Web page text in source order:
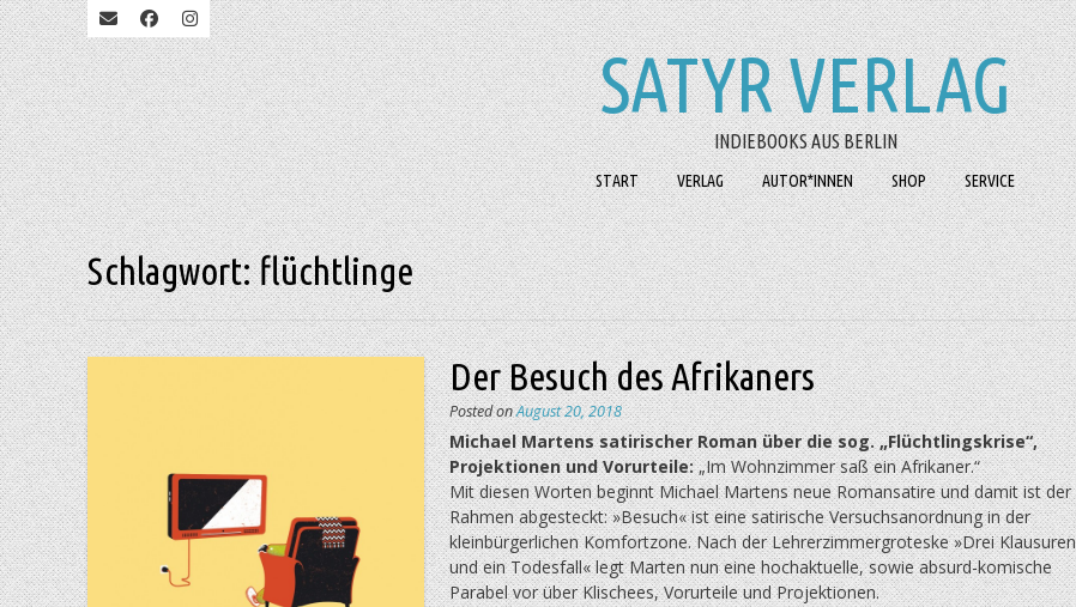
SATYR VERLAG
INDIEBOOKS AUS BERLIN
START VERLAG AUTOR*INNEN SHOP SERVICE
Schlagwort:flüchtlinge
Der Besuch des Afrikaners
Posted onAugust 20, 2018
Michael Martens satirischer Roman über die sog. „Flüchtlingskrise“,
Projektionen und Vorurteile:„Im Wohnzimmer saß ein Afrikaner.“
Mit diesen Worten beginnt Michael Martens neue Romansatire und damit ist der
Rahmen abgesteckt: »Besuch« ist eine satirische Versuchsanordnung in der
kleinbürgerlichen Komfortzone. Nach der Lehrerzimmergroteske »Drei Klausuren
und ein Todesfall« legt Marten nun eine hochaktuelle, sowie absurd-komische
Parabel vor über Klischees, Vorurteile und Projektionen.